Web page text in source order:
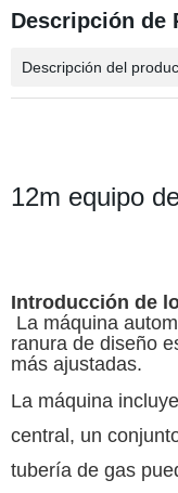
Descripción de
Descripción del
12m equipo
Introducción de
La máquina
ranura de diseño
más ajustadas.
La máquina
central, un
tubería de gas